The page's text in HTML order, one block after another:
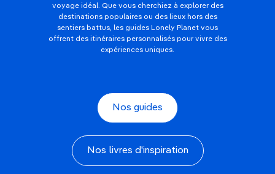
voyage idéal. Que vous cherchiez à explorer des
destinations populaires ou des lieux hors des
sentiers battus, les guides Lonely Planet vous
offrent des itinéraires personnalisés pour vivre des
expériences uniques.
Nos guides
Nos livres d'inspiration